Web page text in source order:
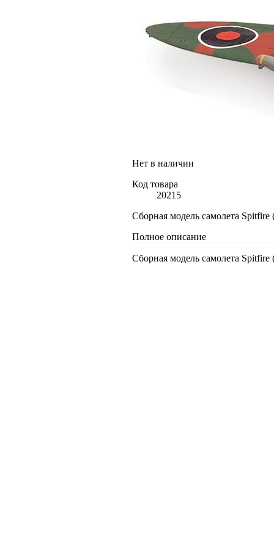
Нет в наличии
Код товара
20215
Сборная модель самолета
Полное описание
Сборная модель самолета